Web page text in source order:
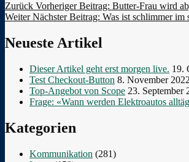
Zurück Vorheriger Beitrag: Butter-Frau wird
Weiter Nächster Beitrag: Was ist schlimmer im
Neueste Artikel
Dieser Artikel geht erst morgen live. 19.
Test Checkout-Button 8. November 2022
Top-Angebot von Scope 23. September
Frage: «Wann werden Elektroautos
Kategorien
Kommunikation (281)